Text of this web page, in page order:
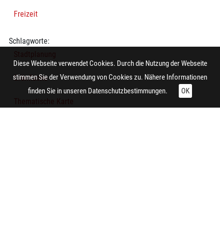
Freizeit
Schlagworte:
Grünfläche
Diese Webseite verwendet Cookies. Durch die Nutzung der Webseite
stimmen Sie der Verwendung von Cookies zu. Nähere Informationen
finden Sie in unseren Datenschutzbestimmungen. OK